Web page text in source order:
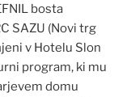
bosta
SAZU (Novi trg
v Hotelu Slon
program, ki mu
domu